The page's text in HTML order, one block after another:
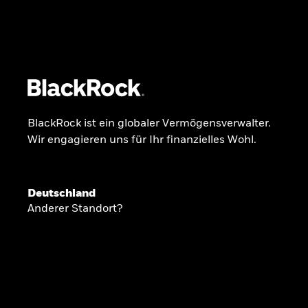
INSIDE THE MARKET
BlackRock ist ein globaler Vermögensverwalter.
Wir engagieren uns für Ihr finanzielles Wohl.
Deutschland
Anderer Standort?